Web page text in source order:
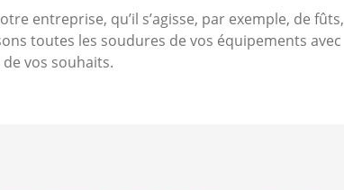
entreprise, qu’il s’agisse, par exemple, de fûts,
toutes les soudures de vos équipements avec
vos souhaits.